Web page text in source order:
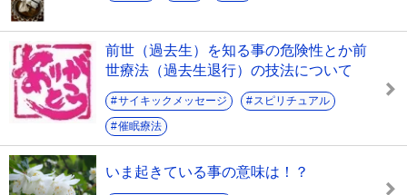
前世（過去生）を知る事の危険性とか前
世療法（過去生退行）の技法について
サイキックメッセージ
スピリチュアル
催眠療法
いま起きている事の意味は！？